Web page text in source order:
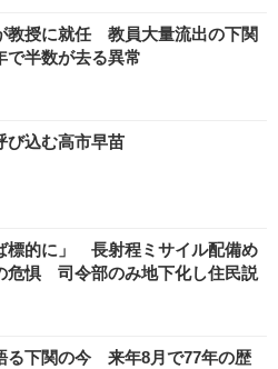
教授に就任 教員大量流出の下関
半数が去る異常
び込む高市早苗
標的に」 長射程ミサイル配備め
危惧 司令部のみ地下化し住民説
る下関の今 来年8月で77年の歴